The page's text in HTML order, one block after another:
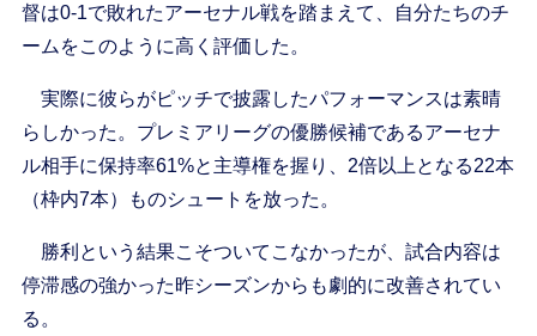
督は0-1で敗れたアーセナル戦を踏まえて、自分たちのチ
ームをこのように高く評価した。
実際に彼らがピッチで披露したパフォーマンスは素晴
らしかった。プレミアリーグの優勝候補であるアーセナ
ル相手に保持率61%と主導権を握り、2倍以上となる22本
（枠内7本）ものシュートを放った。
勝利という結果こそついてこなかったが、試合内容は
停滞感の強かった昨シーズンからも劇的に改善されてい
る。